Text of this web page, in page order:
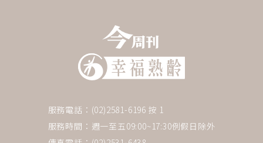
服務電話：(02)2581-6196 按 1
服務時間：週一至五09:00~17:30例假日除外